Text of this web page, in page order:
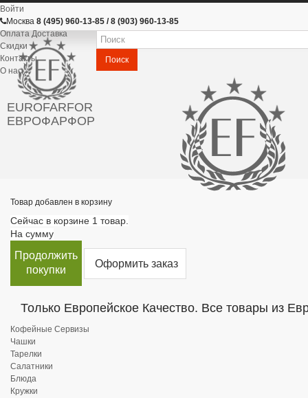
Войти
Москва 8 (495) 960-13-85 / 8 (903) 960-13-85
Оплата Доставка
Скидки
Контакты
О нас
EUROFARFOR
ЕВРОФАРФОР
Поиск
Товар добавлен в корзину
Сейчас в корзине 1 товар.
На сумму
Продолжить
покупки
Оформить заказ
Только Европейское Качество. Все товары из
Кофейные Сервизы
Чашки
Тарелки
Салатники
Блюда
Кружки